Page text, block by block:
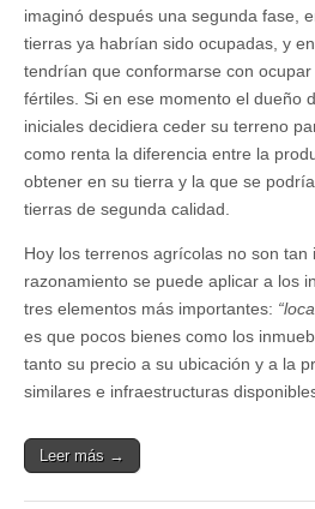
imaginó después una segunda fase,
tierras ya habrían sido ocupadas, y
tendrían que conformarse con
fértiles. Si en ese momento el dueño
iniciales decidiera ceder su terreno
como renta la diferencia entre la
obtener en su tierra y la que se
tierras de segunda calidad.
Hoy los terrenos agrícolas no son tan
razonamiento se puede aplicar a los
tres elementos más importantes:
es que pocos bienes como los
tanto su precio a su ubicación y a la
similares e infraestructuras
Leer más →